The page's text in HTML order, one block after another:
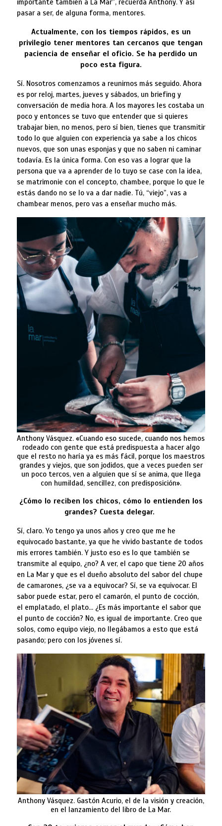
importante también a La Mar”, recuerda Anthony. Y así
pasar a ser, de alguna forma, mentores.
Actualmente, con los tiempos rápidos, es un
privilegio tener mentores tan cercanos que tengan
paciencia de enseñar el oficio. Se ha perdido un
poco esta figura.
Sí. Nosotros comenzamos a reunirnos más seguido. Ahora
es por reloj, martes, jueves y sábados, un briefing y
conversación de media hora. A los mayores les costaba un
poco y entonces se tuvo que entender que si quieres
trabajar bien, no menos, pero sí bien, tienes que transmitir
todo lo que alguien con experiencia ya sabe a los chicos
nuevos, que son unas esponjas y que no saben ni caminar
todavía. Es la única forma. Con eso vas a lograr que la
persona que va a aprender de lo tuyo se case con la idea,
se matrimonie con el concepto, chambee, porque lo que le
estás dando no se lo va a dar nadie. Tú, “viejo”, vas a
chambear menos, pero vas a enseñar mucho más.
Anthony Vásquez. «Cuando eso sucede, cuando nos hemos
rodeado con gente que está predispuesta a hacer algo
que el resto no haría ya es más fácil, porque los maestros
grandes y viejos, que son jodidos, que a veces pueden ser
un poco tercos, ven a alguien que sí se anima, que llega
con humildad, sencillez, con predisposición».
¿Cómo lo reciben los chicos, cómo lo entienden los
grandes? Cuesta delegar.
Sí, claro. Yo tengo ya unos años y creo que me he
equivocado bastante, ya que he vivido bastante de todos
mis errores también. Y justo eso es lo que también se
transmite al equipo, ¿no? A ver, el capo que tiene 20 años
en La Mar y que es el dueño absoluto del sabor del chupe
de camarones, ¿se va a equivocar? Sí, se va equivocar. El
sabor puede estar, pero el camarón, el punto de cocción,
el emplatado, el plato… ¿Es más importante el sabor que
el punto de cocción? No, es igual de importante. Creo que
solos, como equipo viejo, no llegábamos a esto que está
pasando; pero con los jóvenes sí.
Anthony Vásquez. Gastón Acurio, el de la visión y creación,
en el lanzamiento del libro de La Mar.